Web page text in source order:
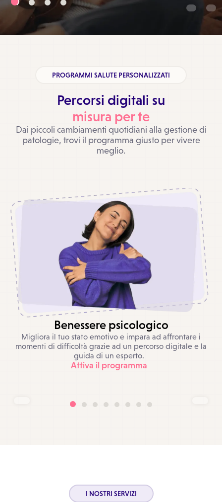
PROGRAMMI SALUTE PERSONALIZZATI
Percorsi digitali su
misura per te
Dai piccoli cambiamenti quotidiani alla gestione di
patologie, trovi il programma giusto per vivere
meglio.
Benessere psicologico
Migliora il tuo stato emotivo e impara ad affrontare i
momenti di difficoltà grazie ad un percorso digitale e la
guida di un esperto.
Attiva il programma
I NOSTRI SERVIZI